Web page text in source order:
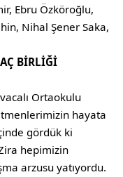
Ebru Özköroğlu,
Nihal Şener Saka,
BİRLİĞİ
Ortaokulu
hayata
gördük ki
hepimizin
arzusu yatıyordu.